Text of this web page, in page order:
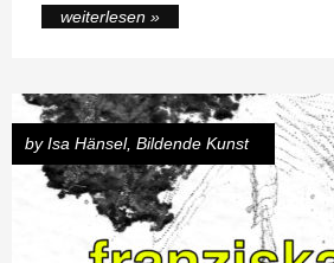
weiterlesen »
by Isa Hänsel, Bildende Kunst